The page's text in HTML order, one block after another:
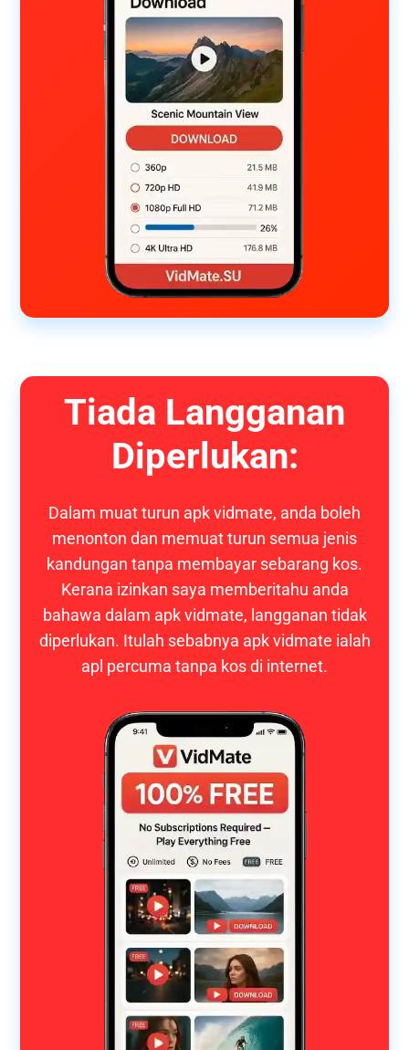
Tiada Langganan
Diperlukan:
Dalam muat turun apk vidmate, anda boleh
menonton dan memuat turun semua jenis
kandungan tanpa membayar sebarang kos.
Kerana izinkan saya memberitahu anda
bahawa dalam apk vidmate, langganan tidak
diperlukan. Itulah sebabnya apk vidmate ialah
apl percuma tanpa kos di internet.